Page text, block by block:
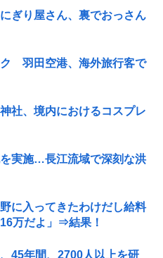
ぎり屋さん、裏でおっさん
羽田空港、海外旅行客で
社、境内におけるコスプレ
実施…長江流域で深刻な洪
に入ってきたわけだし給料
万だよ」⇒結果！
45年間、2700人以上を研